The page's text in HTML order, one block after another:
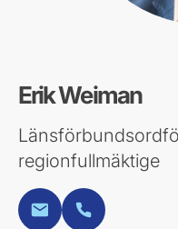
Erik Weiman
regionfullmäktige
E-post Telefon